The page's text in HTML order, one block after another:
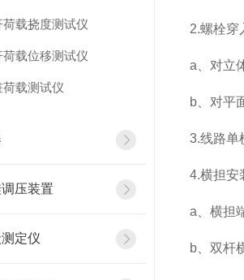
荷载挠度测试仪
荷载位移测试仪
荷载测试仪
压装置
定仪
2.螺栓穿
a、对立
b、对平
3.线路单
4.横担安
a、横担
b、双杆